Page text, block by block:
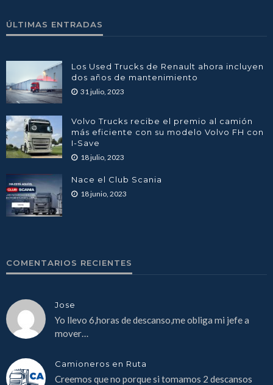
ÚLTIMAS ENTRADAS
Los Used Trucks de Renault ahora incluyen
dos años de mantenimiento
31 julio, 2023
Volvo Trucks recibe el premio al camión
más eficiente con su modelo Volvo FH con
I-Save
18 julio, 2023
Nace el Club Scania
18 junio, 2023
COMENTARIOS RECIENTES
Jose
Yo llevo 6,horas de descanso,me obliga mi jefe a
mover…
Camioneros en Ruta
Creemos que no porque si tomamos 2 descansos